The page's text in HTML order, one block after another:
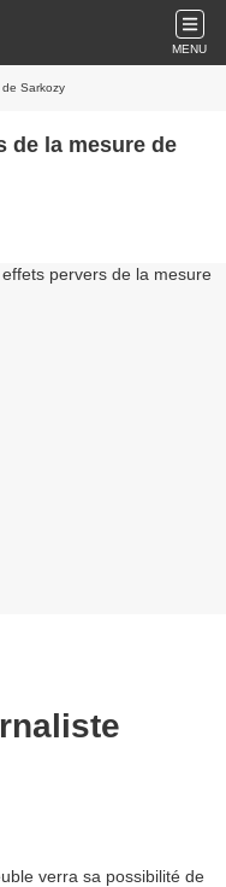
MENU
Sarkozy
de la mesure de
verra sa possibilité de